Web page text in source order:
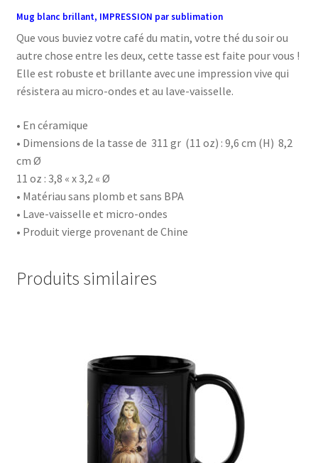
Mug blanc brillant, IMPRESSION par sublimation
Que vous buviez votre café du matin, votre thé du soir ou
autre chose entre les deux, cette tasse est faite pour vous !
Elle est robuste et brillante avec une impression vive qui
résistera au micro-ondes et au lave-vaisselle.
• En céramique
• Dimensions de la tasse de 311 gr (11 oz) : 9,6 cm (H) 8,2
cm Ø
11 oz : 3,8 « x 3,2 « Ø
• Matériau sans plomb et sans BPA
• Lave-vaisselle et micro-ondes
• Produit vierge provenant de Chine
Produits similaires